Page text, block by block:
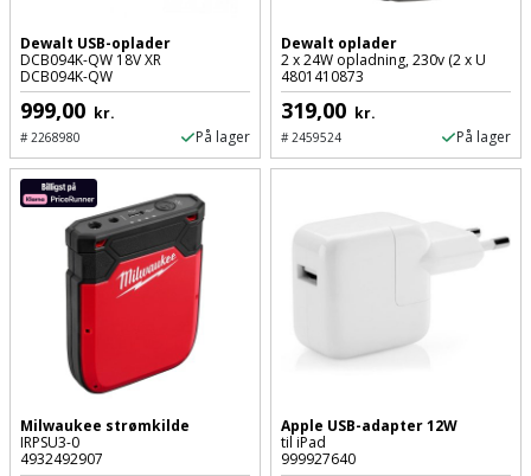
Fugtsikring
Garageport
Gelænder
Gips
Grundmursplader
Hardieplank
brædder
Hemsestige
Isolering
Fugepistol
og
skumpistol
Gevindskærer
Gipsværktøj
Glasløfter
Glasskærer
Hæftepistol
og
-
Betonsliber
Bindemaskine
Bits
Bordrundsav
Bore-
skruemaskine
Borehammer
Motorenhed
Motorsav
og
kædesav
Motorsav
kædesav
Pælebor
Plæneklipper
Brænde
Brændeovn
Brandslukker
Brugskunst
Camping
Dørmåtte
Dørrist
afrensning
Spartelmasse
til
væg
Tape
og
fittings
Stålvask
Ventilation
indeklima
Guides
Gaveideer
Aktiviteter
Dewalt USB-oplader
DCB094K-QW 18V XR
DCB094K-QW
999,00 kr.
#2268980 På lager
Dewalt oplader
2 x 24W opladning, 230v (2 x U
4801410873
319,00 kr.
#2459524 På lager
Milwaukee strømkilde
IRPSU3-0
4932492907
Apple USB-adapter 12W
til iPad
999927640